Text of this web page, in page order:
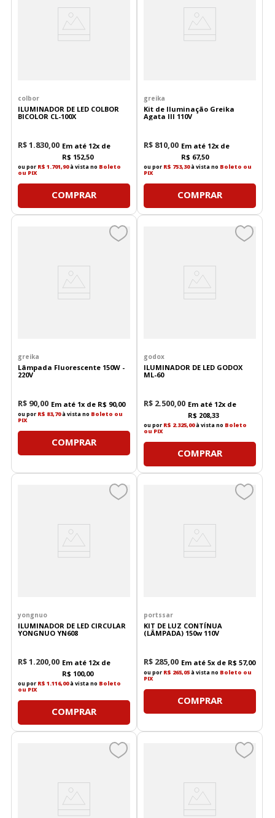
colbor
ILUMINADOR DE LED COLBOR
BICOLOR CL-100X
R$1.830 00 Em até 12x de
R$ 152,50
ou por R$ 1.701,90à vista no Boleto
ou PIX
COMPRAR
greika
Kit de Iluminação Greika
Agata III 110V
R$ 810 00 Em até 12x de
R$ 67,50
ou por R$ 753,30à vista no Boleto ou
PIX
COMPRAR
greika
Lâmpada Fluorescente 150W -
220V
R$ 90 00 Em até 1x de R$ 90,00
ou por R$ 83,70à vista no Boleto ou
PIX
COMPRAR
godox
ILUMINADOR DE LED GODOX
ML-60
R$ 2.500 00 Em até 12x de
R$ 208,33
ou por R$ 2.325,00à vista no Boleto
ou PIX
COMPRAR
yongnuo
ILUMINADOR DE LED CIRCULAR
YONGNUO YN608
R$1.200 00 Em até 12x de
R$ 100,00
ou por R$ 1.116,00à vista no Boleto
ou PIX
COMPRAR
portssar
KIT DE LUZ CONTÍNUA
(LÂMPADA) 150w 110V
R$ 285 00 Em até 5x de R$ 57,00
ou por R$ 265,05à vista no Boleto ou
PIX
COMPRAR